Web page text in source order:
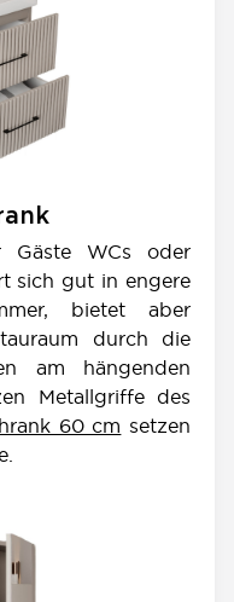
Gäste WCs oder
sich gut in engere
bietet aber
durch die
am hängenden
Metallgriffe des
60 cm setzen